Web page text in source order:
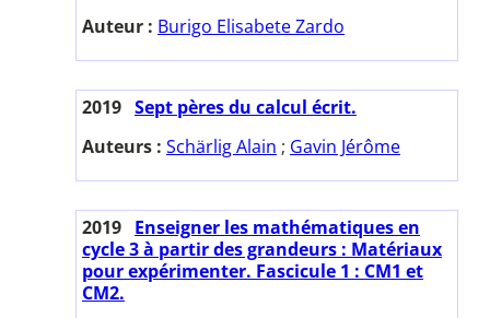
Auteur : Burigo Elisabete Zardo
2019 Sept pères du calcul écrit.
Auteurs : Schärlig Alain ; Gavin Jérôme
2019 Enseigner les mathématiques en
cycle 3 à partir des grandeurs : Matériaux
pour expérimenter. Fascicule 1 : CM1 et
CM2.